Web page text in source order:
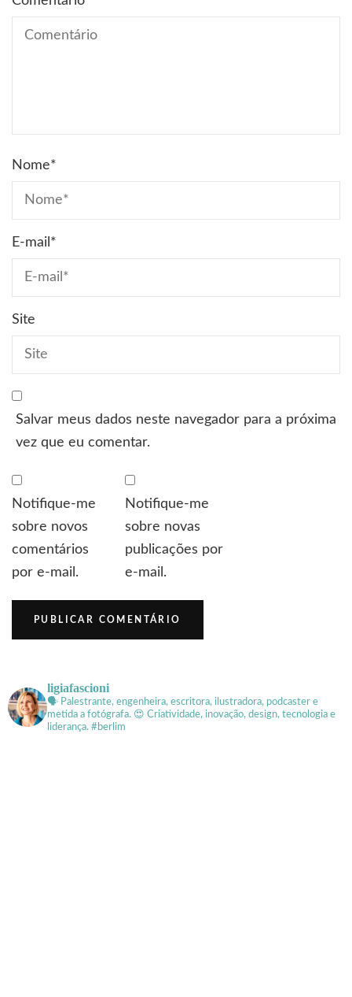
Nome*
E-mail *
Site
Salvar meus dados neste navegador para a próxima
vez que eu comentar.
Notifique-me
sobre novos
comentários
por e-mail.
Notifique-me
sobre novas
publicações por
e-mail.
ligiafascioni
🗣 Palestrante, engenheira, escritora, ilustradora, podcaster e
metida a fotógrafa. 😍 Criatividade, inovação, design, tecnologia e
liderança. #berlim